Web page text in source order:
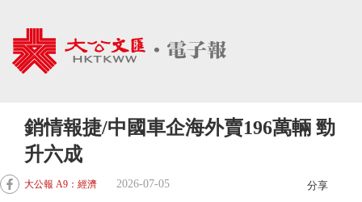
銷情報捷/中國車企海外賣196萬輛 勁
升六成
大公報 A9：經濟 2026-07-05 分享